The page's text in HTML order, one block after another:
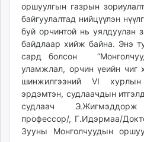
оршуулгын газрын
байгуулалтад нийцүүлэн
буй орчинтой нь уялдуулан
байдлаар хийж байна. Энэ
сард болсон
уламжлал, орчин үеийн чиг
шинжилгээний VI
эрдэмтэн, судлаачдын
судлаач Э.Жигмэддорж
профессор/, Г.Идэрмаа/
Зууны Монголчуудын